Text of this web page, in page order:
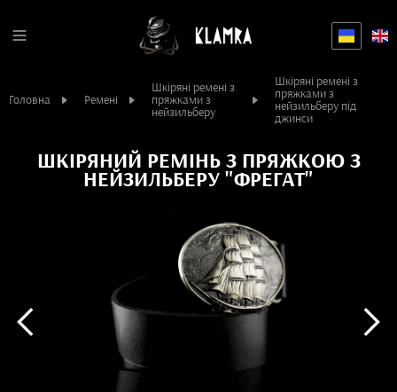
Головна Ремені
Шкіряні ремені з
пряжками з
нейзильберу
Шкіряні ремені з
пряжками з
нейзильберу під
джинси
ШКІРЯНИЙ РЕМІНЬ З ПРЯЖКОЮ З
НЕЙЗИЛЬБЕРУ "ФРЕГАТ"